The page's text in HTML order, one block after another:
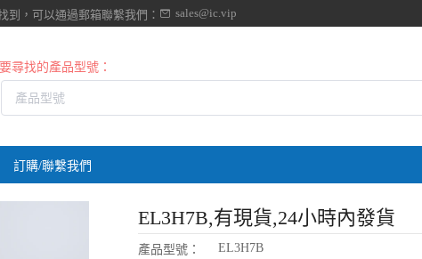
到， 可以通過郵箱聯繫我們： sales@ic.vip
尋找的產品型號：
訂購/聯繫我們
EL3H7B,有現貨,24小時內發貨
產品型號： EL3H7B